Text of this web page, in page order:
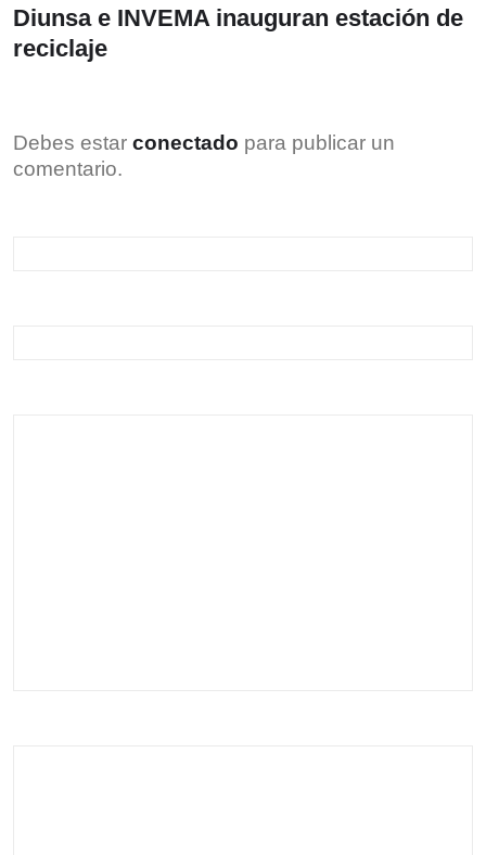
Diunsa e INVEMA inauguran estación de
reciclaje
Debes estar conectado para publicar un
comentario.